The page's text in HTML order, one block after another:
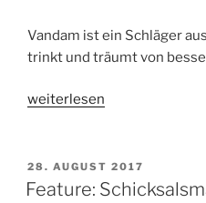
Vandam ist ein Schläger
trinkt und träumt von
„Hörspieltipp:
Jaroslav
Rudiš.
weiterlesen
VERÖFFENTLICHT
AM
28. AUGUST 2017
Feature: